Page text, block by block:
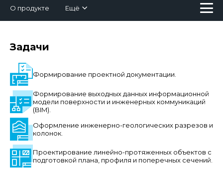
О продукте Ещё
Задачи
Формирование проектной документации.
Формирование выходных данных информационной
модели поверхности и инженерных коммуникаций
(BIM).
Оформление инженерно-геологических разрезов и
колонок.
Проектирование линейно-протяженных объектов с
подготовкой плана, профиля и поперечных сечений.